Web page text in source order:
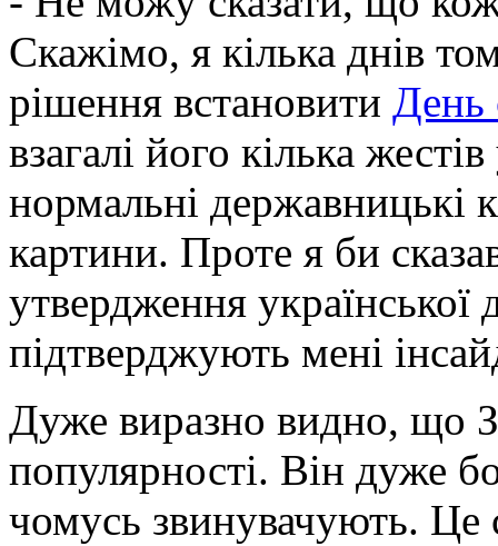
Скажімо, я кілька днів
рішення встановити День
взагалі його кілька
нормальні державницькі
картини. Проте я би
утвердження української
підтверджують мені
Дуже виразно видно, що
популярності. Він дуже
чомусь звинувачують.